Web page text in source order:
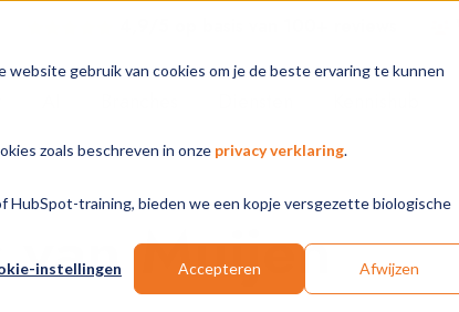
gebruik van cookies om je de beste ervaring te kunnen
zoals beschreven in onze privacy verklaring.
HubSpot-training, bieden we een kopje versgezette biologische
instellingen Accepteren Afwijzen
van Muijen